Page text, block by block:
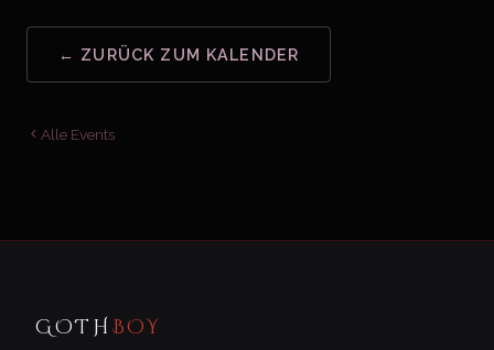
← ZURÜCK ZUM KALENDER
Alle Events
GOTH BOY